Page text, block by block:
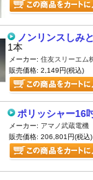
ノンリンスしみ
1本
メーカー: 住友スリーエム
販売価格: 2,149円(税込)
ポリッシャー16
メーカー: アマノ武蔵電機
販売価格: 206,801円(税込)